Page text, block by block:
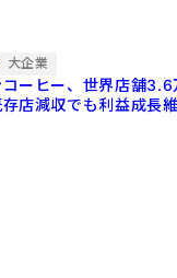
大企業
ーヒー、世界店舗3.6
店減収でも利益成長